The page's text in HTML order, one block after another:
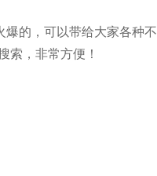
爆的，可以带给大家各种不
索，非常方便！